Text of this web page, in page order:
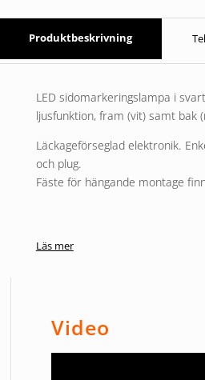
Produktbeskrivning
LED sidomarkeringslampa i
ljusfunktion, fram (vit) samt bak
Läckageförseglad elektronik.
och plug.
Fäste för hängande montage
Läs mer
Video